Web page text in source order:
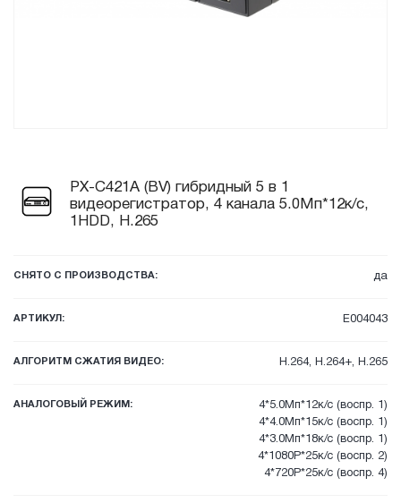
PX-C421A (BV) гибридный 5 в 1
видеорегистратор, 4 канала 5.0Мп*12к/с,
1HDD, H.265
СНЯТО С ПРОИЗВОДСТВА: да
АРТИКУЛ: E004043
АЛГОРИТМ СЖАТИЯ ВИДЕО: H.264, H.264+, H.265
АНАЛОГОВЫЙ РЕЖИМ:
4*5.0Мп*12к/с (воспр. 1)
4*4.0Мп*15к/с (воспр. 1)
4*3.0Мп*18к/с (воспр. 1)
4*1080P*25к/с (воспр. 2)
4*720P*25к/с (воспр. 4)